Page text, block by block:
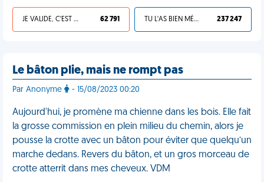
JE VALIDE, C'EST UNE VDM 62 791 TU L'AS BIEN MÉRITÉ 237 247
Le bâton plie, mais ne rompt pas
Par Anonyme - 15/08/2023 00:20
Aujourd'hui, je promène ma chienne dans les bois. Elle fait
la grosse commission en plein milieu du chemin, alors je
pousse la crotte avec un bâton pour éviter que quelqu’un
marche dedans. Revers du bâton, et un gros morceau de
crotte atterrit dans mes cheveux. VDM